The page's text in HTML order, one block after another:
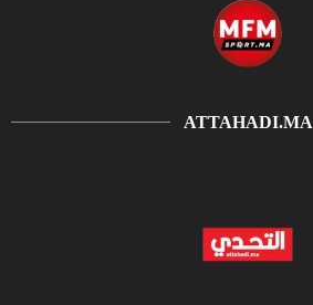
ATTAHADI.MA